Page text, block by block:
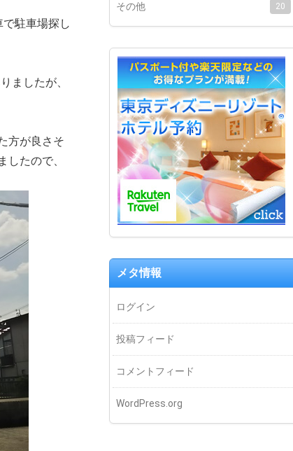
駐車場探し
ましたが、
方が良さそ
たので、
その他 20
メタ情報
ログイン
投稿フィード
コメントフィード
WordPress.org